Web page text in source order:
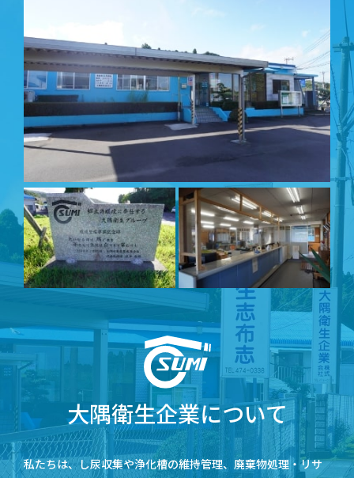
大隅衛生企業について
私たちは、し尿収集や浄化槽の維持管理、廃棄物処理・リサ